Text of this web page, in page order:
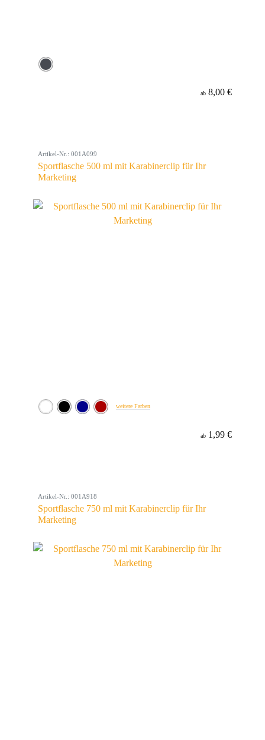
ab 8,00 €
Artikel-Nr.: 001A099
Sportflasche 500 ml mit Karabinerclip für Ihr
Marketing
weitere Farben
ab 1,99 €
Artikel-Nr.: 001A918
Sportflasche 750 ml mit Karabinerclip für Ihr
Marketing